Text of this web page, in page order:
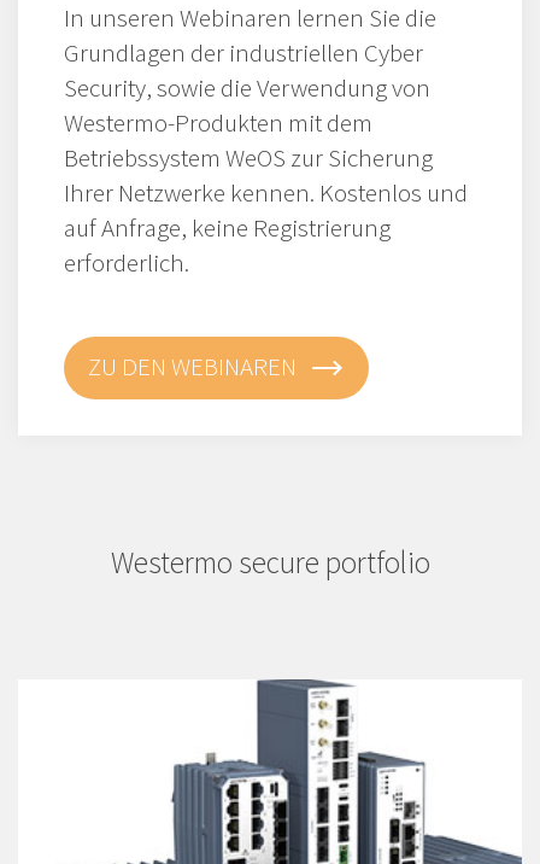
In unseren Webinaren lernen Sie die
Grundlagen der industriellen Cyber
Security, sowie die Verwendung von
Westermo-Produkten mit dem
Betriebssystem WeOS zur Sicherung
Ihrer Netzwerke kennen. Kostenlos und
auf Anfrage, keine Registrierung
erforderlich.
ZU DEN WEBINAREN
Westermo secure portfolio